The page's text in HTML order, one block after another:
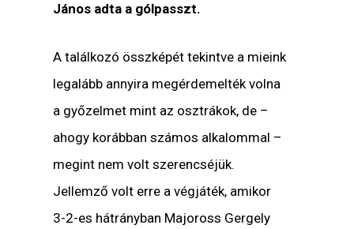
János adta a gólpasszt.
A találkozó összképét tekintve a mieink
legalább annyira megérdemelték volna
a győzelmet mint az osztrákok, de –
ahogy korábban számos alkalommal –
megint nem volt szerencséjük.
Jellemző volt erre a végjáték, amikor
3-2-es hátrányban Majoross Gergely